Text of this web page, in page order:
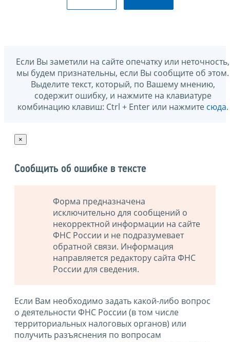
Если Вы заметили на сайте опечатку или неточность,
мы будем признательны, если Вы сообщите об этом.
Выделите текст, который, по Вашему мнению,
содержит ошибку, и нажмите на клавиатуре
комбинацию клавиш: Ctrl + Enter или нажмите сюда.
×
Сообщить об ошибке в тексте
Форма предназначена
исключительно для сообщений о
некорректной информации на сайте
ФНС России и не подразумевает
обратной связи. Информация
направляется редактору сайта ФНС
России для сведения.
Если Вам необходимо задать какой-либо вопрос
о деятельности ФНС России (в том числе
территориальных налоговых органов) или
получить разъяснения по вопросам